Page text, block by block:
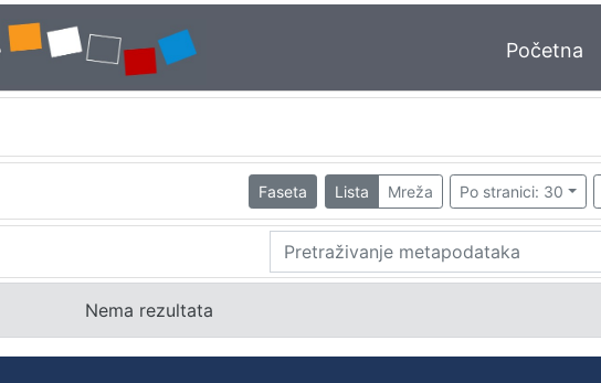
Početna
Faseta Lista Mreža Po stranici: 30
Nema rezultata